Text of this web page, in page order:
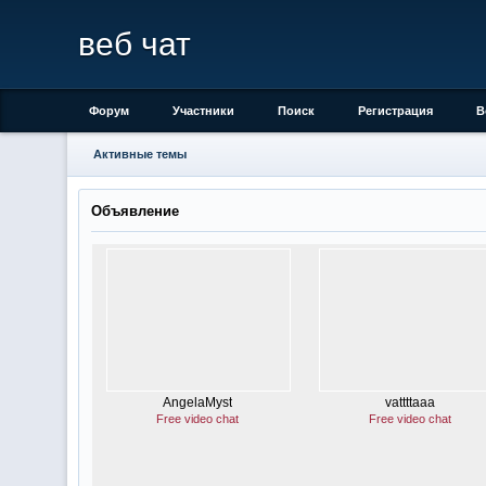
веб чат
Форум Участники Поиск Регистрация
Активные темы
Объявление